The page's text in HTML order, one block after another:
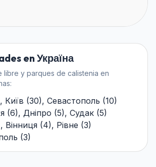
en Україна
libre y parques de calistenia en
, Київ (30), Севастополь (10)
(6), Дніпро (5), Судак (5)
, Вінниця (4), Рівне (3)
(3)